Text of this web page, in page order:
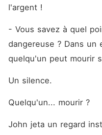
l'argent !
- Vous savez à quel
dangereuse ? Dans un
quelqu'un peut mourir
Un silence.
Quelqu'un... mourir ?
John jeta un regard